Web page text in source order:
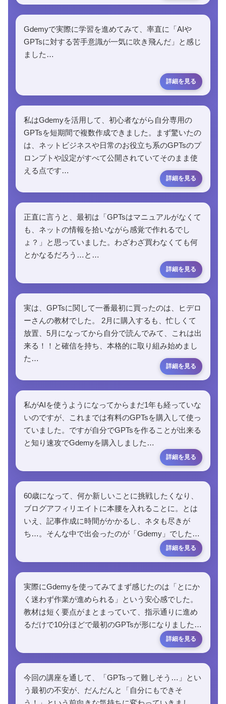
Gdemyで実際に学習を進めてみて、率直に「AIや
GPTsに対する苦手意識が一気に吹き飛んだ」と感じ
ました…
私はGdemyを活用して、初心者ながら自分専用の
GPTsを短期間で複数作成できました。まず驚いたの
は、ネットビジネスや日常のお役立ち系のGPTsのプ
ロンプトや設定がすべて公開されていてそのまま使
える点です…
正直に言うと、最初は「GPTsはマニュアルがなくて
も、ネットの情報を拾いながら感覚で作れるでし
ょ？」と思っていました。わざわざ買わなくても何
とかなるだろう…と…
実は、GPTsに関して一番最初に買ったのは、ヒデロ
ーさんの教材でした。 2月に購入するも、忙しくて
放置、5月になってから自分で読んでみて、これは出
来る！！と確信を持ち、本格的に取り組み始めまし
た…
私がAIを使うようになってからまだ1年も経っていな
いのですが、これまでは有料のGPTsを購入して使っ
ていました。ですが自分でGPTsを作ることが出来る
と知り速攻でGdemyを購入しました…
60歳になって、何か新しいことに挑戦したくなり、
ブログアフィリエイトに本腰を入れることに。とは
いえ、記事作成に時間がかかるし、ネタも尽きが
ち…。そんな中で出会ったのが「Gdemy」でした…
実際にGdemyを使ってみてまず感じたのは「とにか
く迷わず作業が進められる」という安心感でした。
教材は短く要点がまとまっていて、指示通りに進め
るだけで10分ほどで最初のGPTsが形になりました…
今回の講座を通して、「GPTsって難しそう…」とい
う最初の不安が、だんだんと「自分にもできそ